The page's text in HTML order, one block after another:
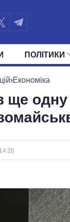
ПОЛIТИКИ
ПРЕЗИДЕНТ І ОФІС
›Економіка
ще одну